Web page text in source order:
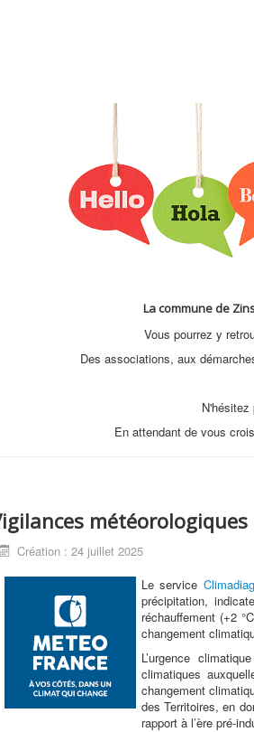
La commune de
Vous pourrez y
Des associations, aux
En attendant de vous
météorologiques
Création : 24 juillet 2025
Le service
précipitation,
réchauffement (+2
changement
L’urgence
climatiques
changement
des Territoires, en
rapport à l’ère pré-